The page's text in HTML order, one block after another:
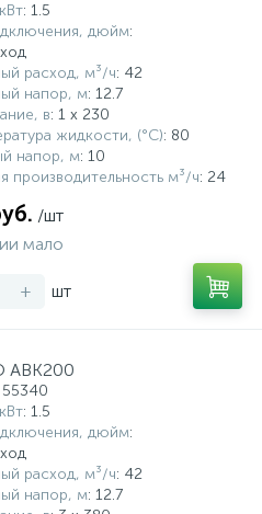
: 1.5
дюйм:
расход, м³/ч: 42
напор, м: 12.7
в: 1 x 230
жидкости, (°С): 80
напор, м: 10
производительность м³/ч: 24
/шт
мало
+ шт
ABK200
55340
: 1.5
дюйм:
расход, м³/ч: 42
напор, м: 12.7